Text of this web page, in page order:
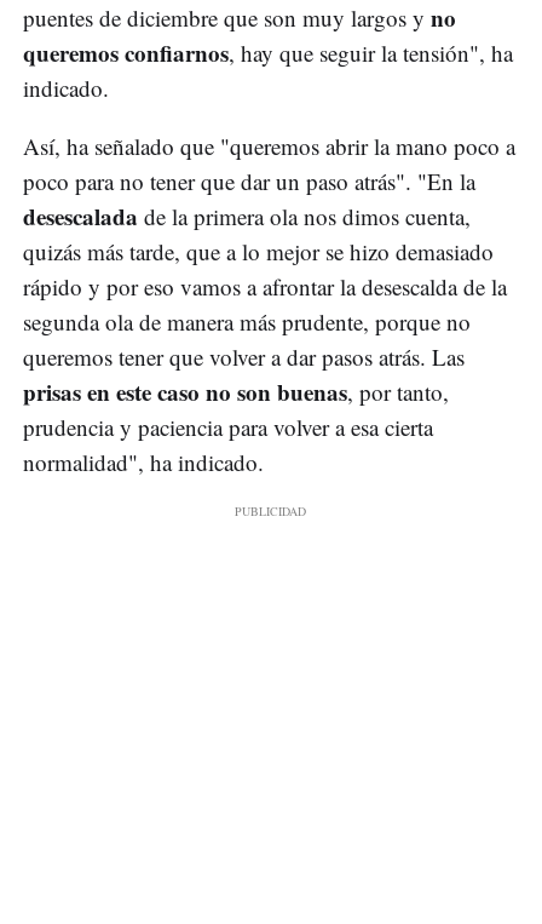
puentes de diciembre que son muy largos y no
queremos confiarnos, hay que seguir la tensión", ha
indicado.
Así, ha señalado que "queremos abrir la mano poco a
poco para no tener que dar un paso atrás". "En la
desescalada de la primera ola nos dimos cuenta,
quizás más tarde, que a lo mejor se hizo demasiado
rápido y por eso vamos a afrontar la desescalda de la
segunda ola de manera más prudente, porque no
queremos tener que volver a dar pasos atrás. Las
prisas en este caso no son buenas, por tanto,
prudencia y paciencia para volver a esa cierta
normalidad", ha indicado.